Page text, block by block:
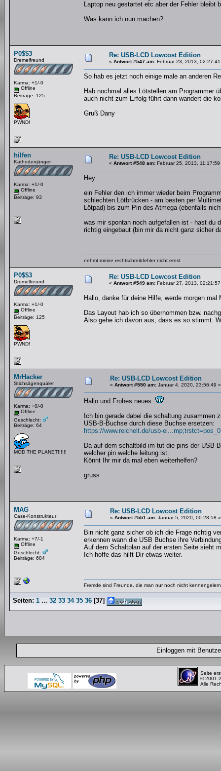
Laptop neu gestartet etc aber der Fehler bleibt
Was kann ich nun machen?
P0$$3
Dremelfreund
Karma: +1/-0
Offline
Beiträge: 125
PWND!
Re: USB-LCD Lowcost Edition
« Antwort #547 am: Februar 23, 2013,
So hab es jetzt noch einige male an anderen
Hab nochmal alles Lötstellen am Programmer
auch nicht zum Erfolg führt dann wandert die
Gruß Dany
hilfen
Kathodenjünger
Karma: +1/-0
Offline
Beiträge: 93
Re: USB-LCD Lowcost Edition
« Antwort #548 am: Februar 25, 2013, 11:17:59
Hey
ein Fehler den ich immer wieder beim
schlechten Lötbrücken - am besten per
Lötpad) bis zum Pin des Atmega (ebenfalls
was mir spontan noch aufgefallen ist - hast du
richtig eingebaut (bin mir da nicht ganz sicher
nehmt meine rechtschreibfehler nicht ernst
P0$$3
Dremelfreund
Karma: +1/-0
Offline
Beiträge: 125
PWND!
Re: USB-LCD Lowcost Edition
« Antwort #549 am: Februar 27, 2013,
Hallo, danke für deine Hilfe, werde morgen mal
Das Layout hab ich so übernommen bzw.
Also gehe ich davon aus, dass es so stimmt.
MrHacker
Stichsägenquäler
Karma: +0/-0
Offline
Geschlecht:
Beiträge: 64
MOD THE PLANET!!!!!!
Re: USB-LCD Lowcost Edition
« Antwort #550 am: Januar 4, 2020, 23:56:49 »
Hallo und Frohes neues
Ich bin gerade dabei die schaltung zusammen
USB-B-Buchse durch diese Buchse ersetzen:
https://www.reichelt.de/usb-ei...mp;trstct=pos_0
Da auf dem schaltbild im tut die pins der
welcher pin welche leitung ist.
Könnt Ihr mir da mal eben weiterhelfen?
gruss
MAG
Case-Konstrukteur
Karma: +7/-1
Offline
Geschlecht:
Beiträge: 684
Re: USB-LCD Lowcost Edition
« Antwort #551 am: Januar 5, 2020, 00:28:58 »
Bin nicht ganz sicher ob ich die Frage richtig
erkennen wann die USB Buchse ihre
Auf dem Schaltplan auf der ersten Seite sieht
Ich hoffe das hilft Dir etwas weiter.
Fremde sind Freunde, die man nur noch nicht
Seiten: 1 ... 32 33 34 35 36 [37]
Einloggen mit
Seite
© 2001-
Alle